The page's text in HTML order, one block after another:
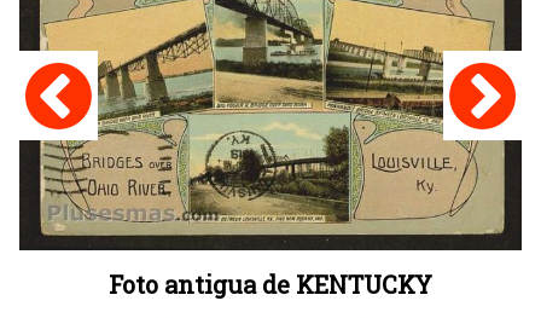
Foto antigua de KENTUCKY